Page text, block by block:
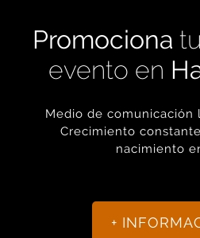
Promociona
evento en
Medio de comunicación
Crecimiento
nacimiento
+